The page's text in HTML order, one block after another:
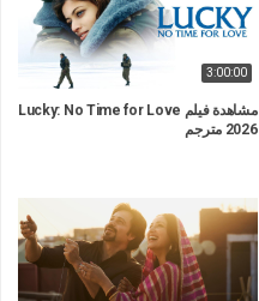
3:00:00
مشاهدة فيلم Lucky: No Time for Love
2026 مترجم